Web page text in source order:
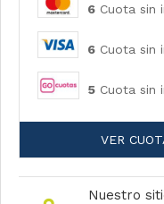
6 Cuota sin
6 Cuota sin
5Cuota sin
VER
Nuestro